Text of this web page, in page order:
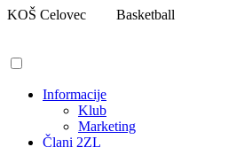
Pojdi
KOŠ Celovec Basketball
Informacije
Klub
Marketing
Člani 2ZL